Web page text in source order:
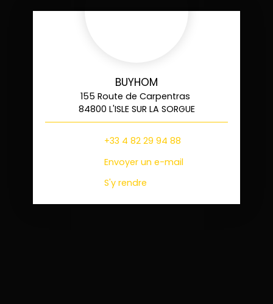
BUYHOM
155 Route de Carpentras
84800 L'ISLE SUR LA SORGUE
+33 4 82 29 94 88
Envoyer un e-mail
S'y rendre